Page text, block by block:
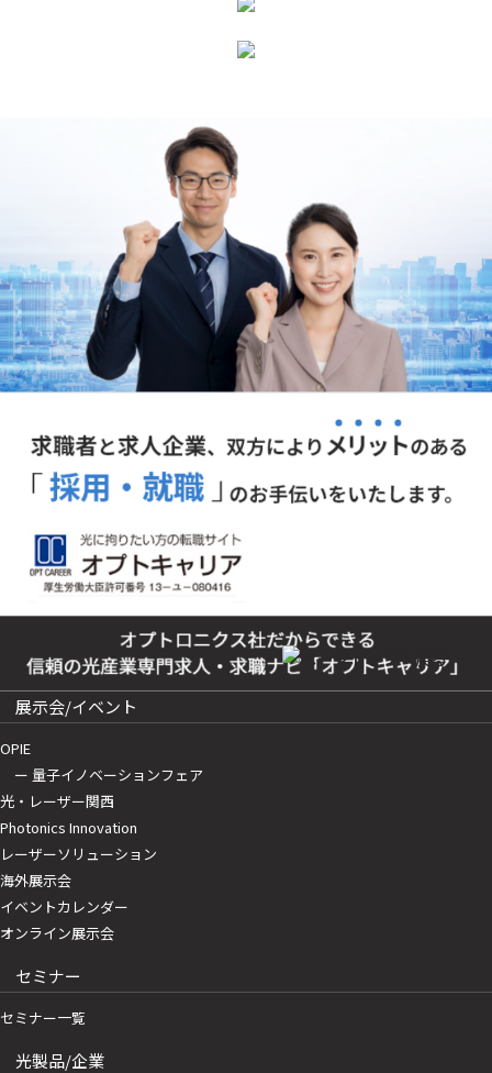
展示会/イベント
OPIE
ー 量子イノベーションフェア
光・レーザー関西
Photonics Innovation
レーザーソリューション
海外展示会
イベントカレンダー
オンライン展示会
セミナー
セミナー一覧
光製品/企業